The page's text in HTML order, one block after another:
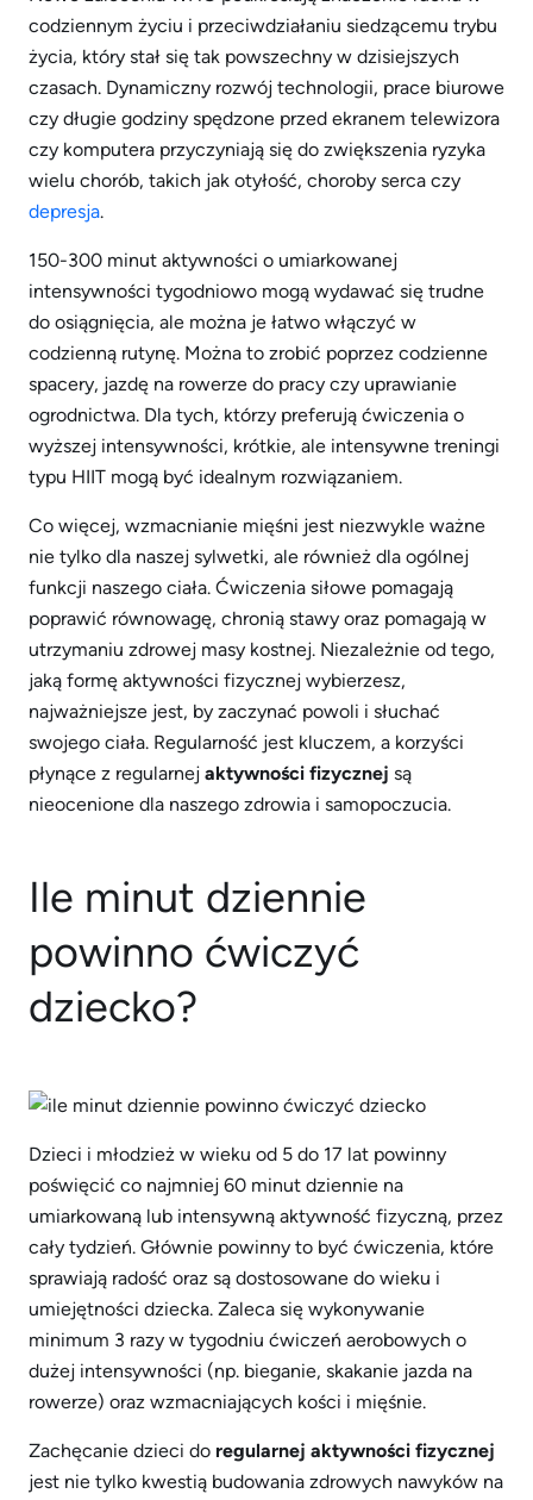
codziennym życiu i przeciwdziałaniu siedzącemu trybu
życia, który stał się tak powszechny w dzisiejszych
czasach. Dynamiczny rozwój technologii, prace biurowe
czy długie godziny spędzone przed ekranem telewizora
czy komputera przyczyniają się do zwiększenia ryzyka
wielu chorób, takich jak otyłość, choroby serca czy
depresja.
150-300 minut aktywności o umiarkowanej
intensywności tygodniowo mogą wydawać się trudne
do osiągnięcia, ale można je łatwo włączyć w
codzienną rutynę. Można to zrobić poprzez codzienne
spacery, jazdę na rowerze do pracy czy uprawianie
ogrodnictwa. Dla tych, którzy preferują ćwiczenia o
wyższej intensywności, krótkie, ale intensywne treningi
typu HIIT mogą być idealnym rozwiązaniem.
Co więcej, wzmacnianie mięśni jest niezwykle ważne
nie tylko dla naszej sylwetki, ale również dla ogólnej
funkcji naszego ciała. Ćwiczenia siłowe pomagają
poprawić równowagę, chronią stawy oraz pomagają w
utrzymaniu zdrowej masy kostnej. Niezależnie od tego,
jaką formę aktywności fizycznej wybierzesz,
najważniejsze jest, by zaczynać powoli i słuchać
swojego ciała. Regularność jest kluczem, a korzyści
płynące z regularnej aktywności fizycznej są
nieocenione dla naszego zdrowia i samopoczucia.
Ile minut dziennie
powinno ćwiczyć
dziecko?
Dzieci i młodzież w wieku od 5 do 17 lat powinny
poświęcić co najmniej 60 minut dziennie na
umiarkowaną lub intensywną aktywność fizyczną, przez
cały tydzień. Głównie powinny to być ćwiczenia, które
sprawiają radość oraz są dostosowane do wieku i
umiejętności dziecka. Zaleca się wykonywanie
minimum 3 razy w tygodniu ćwiczeń aerobowych o
dużej intensywności (np. bieganie, skakanie jazda na
rowerze) oraz wzmacniających kości i mięśnie.
Zachęcanie dzieci do regularnej aktywności fizycznej
jest nie tylko kwestią budowania zdrowych nawyków na